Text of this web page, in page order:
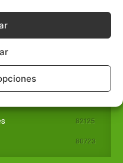
82125
80723